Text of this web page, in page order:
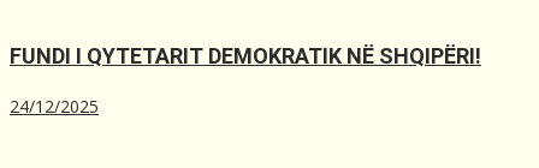
FUNDI I QYTETARIT DEMOKRATIK NË SHQIPËRI!
24/12/2025